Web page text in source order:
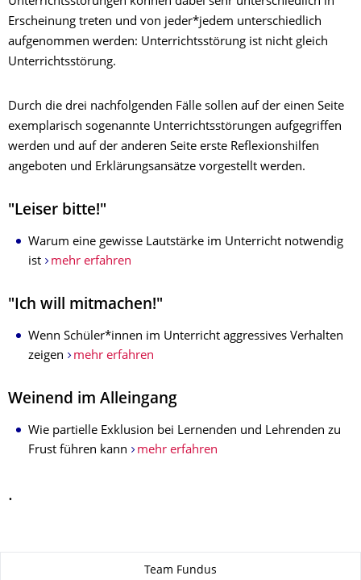
Erscheinung treten und von jeder*jedem unterschiedlich
aufgenommen werden: Unterrichtsstörung ist nicht gleich
Unterrichtsstörung.
Durch die drei nachfolgenden Fälle sollen auf der einen Seite
exemplarisch sogenannte Unterrichtsstörungen aufgegriffen
werden und auf der anderen Seite erste Reflexionshilfen
angeboten und Erklärungsansätze vorgestellt werden.
"Leiser bitte!"
Warum eine gewisse Lautstärke im Unterricht notwendig
ist
mehr erfahren
"Ich will mitmachen!"
Wenn Schüler*innen im Unterricht aggressives Verhalten
zeigen
mehr erfahren
Weinend im Alleingang
Wie partielle Exklusion bei Lernenden und Lehrenden zu
Frust führen kann
mehr erfahren
.
Team Fundus